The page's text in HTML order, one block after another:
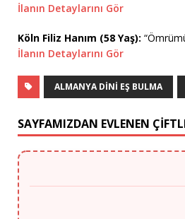
İlanın Detaylarını Gör
Köln Filiz Hanım (58 Yaş):
İlanın Detaylarını Gör
ALMANYA DINI EŞ BULMA
SAYFAMIZDAN EVLENEN